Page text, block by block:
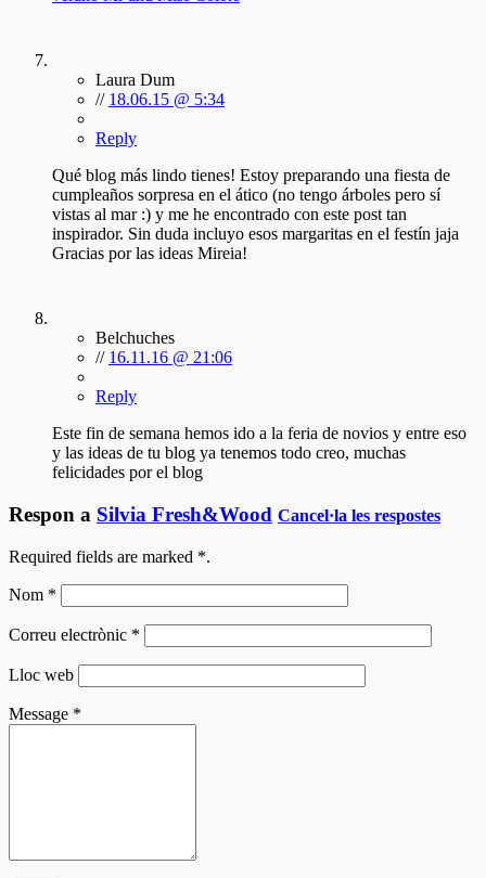
Laura Dum
// 18.06.15 @ 5:34
Reply
Qué blog más lindo tienes! Estoy preparando una fiesta de
cumpleaños sorpresa en el ático (no tengo árboles pero sí
vistas al mar :) y me he encontrado con este post tan
inspirador. Sin duda incluyo esos margaritas en el festín jaja
Gracias por las ideas Mireia!
Belchuches
// 16.11.16 @ 21:06
Reply
Este fin de semana hemos ido a la feria de novios y entre eso
y las ideas de tu blog ya tenemos todo creo, muchas
felicidades por el blog
Respon a Silvia Fresh&Wood Cancel·la les respostes
Required fields are marked *.
Nom *
Correu electrònic *
Lloc web
Message *